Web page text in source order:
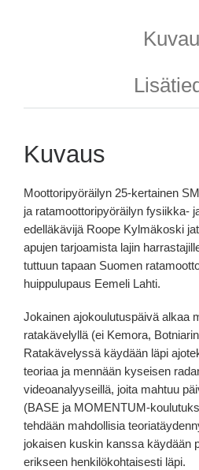
Kuvaus
Moottoripyöräilyn 25-kertainen
ja ratamoottoripyöräilyn fysiikka-
edelläkävijä Roope Kylmäkoski
apujen tarjoamista lajin
tuttuun tapaan Suomen
huippulupaus Eemeli Lahti.
Jokainen ajokoulutuspäivä alkaa
ratakävelyllä (ei Kemora,
Ratakävelyssä käydään läpi
teoriaa ja mennään kyseisen
videoanalyyseillä, joita mahtuu
(BASE ja MOMENTUM-
tehdään mahdollisia
jokaisen kuskin kanssa käydään
erikseen henkilökohtaisesti läpi.